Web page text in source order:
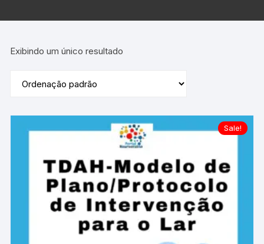
Exibindo um único resultado
Sale!